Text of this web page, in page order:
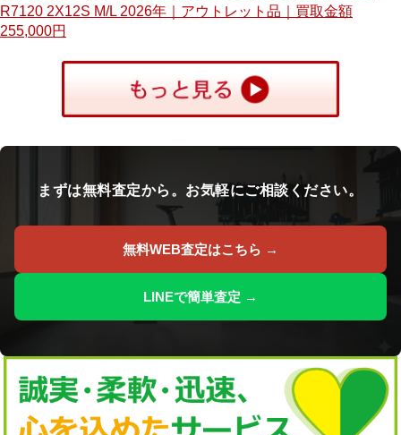
R7120 2X12S M/L 2026年｜アウトレット品｜買取金額
255,000円
まずは無料査定から。お気軽にご相談ください。
無料WEB査定はこちら →
LINEで簡単査定 →